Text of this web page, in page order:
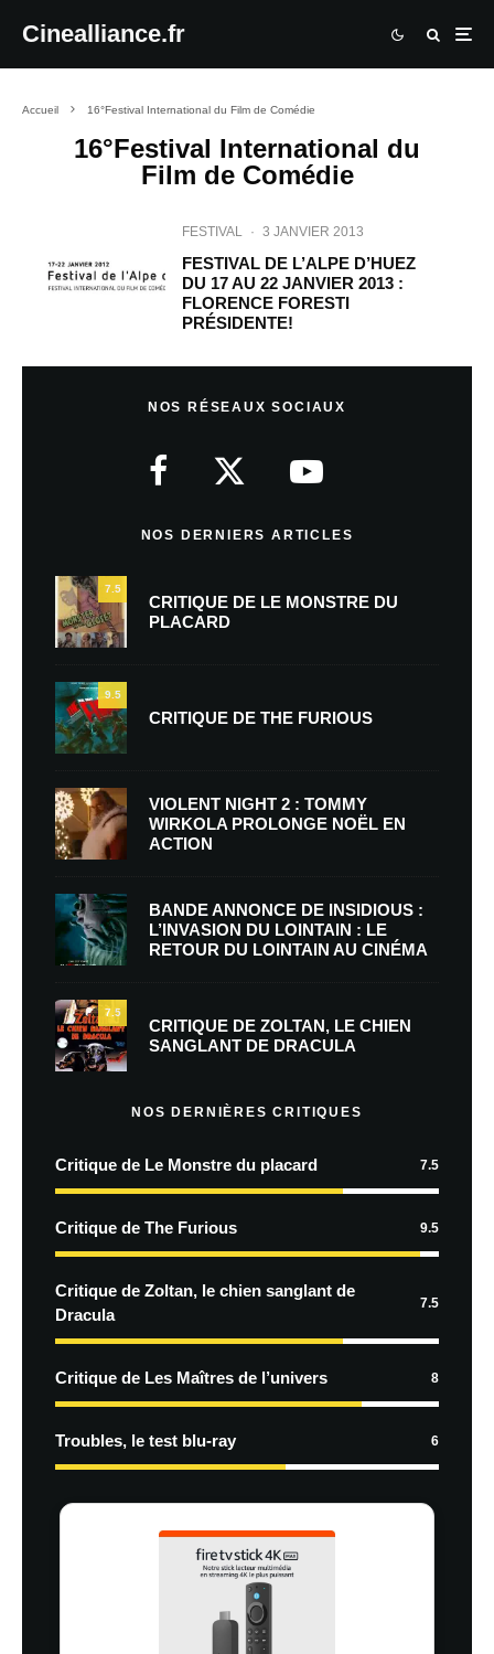
Cinealliance.fr
Accueil 16°Festival International du Film de Comédie
16°Festival International du
Film de Comédie
FESTIVAL · 3 JANVIER 2013
FESTIVAL DE L’ALPE D’HUEZ
DU 17 AU 22 JANVIER 2013 :
FLORENCE FORESTI
PRÉSIDENTE!
NOS RÉSEAUX SOCIAUX
NOS DERNIERS ARTICLES
7.5
CRITIQUE DE LE MONSTRE DU
PLACARD
9.5
CRITIQUE DE THE FURIOUS
VIOLENT NIGHT 2 : TOMMY
WIRKOLA PROLONGE NOËL EN
ACTION
BANDE ANNONCE DE INSIDIOUS :
L’INVASION DU LOINTAIN : LE
RETOUR DU LOINTAIN AU CINÉMA
7.5
CRITIQUE DE ZOLTAN, LE CHIEN
SANGLANT DE DRACULA
NOS DERNIÈRES CRITIQUES
Critique de Le Monstre du placard 7.5
Critique de The Furious 9.5
Critique de Zoltan, le chien sanglant de
Dracula
7.5
Critique de Les Maîtres de l’univers 8
Troubles, le test blu-ray 6